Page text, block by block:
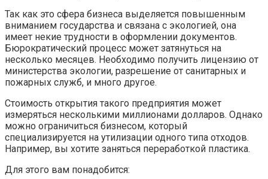
Так как это сфера бизнеса выделяется повышенным
вниманием государства и связана с экологией, она
имеет некие трудности в оформлении документов.
Бюрократический процесс может затянуться на
несколько месяцев. Необходимо получить лицензию от
министерства экологии, разрешение от санитарных и
пожарных служб, и много другое.
Стоимость открытия такого предприятия может
измеряться несколькими миллионами долларов. Однако
можно ограничиться бизнесом, который
специализируется на утилизации одного типа отходов.
Например, вы хотите заняться переработкой пластика.
Для этого вам понадобится: